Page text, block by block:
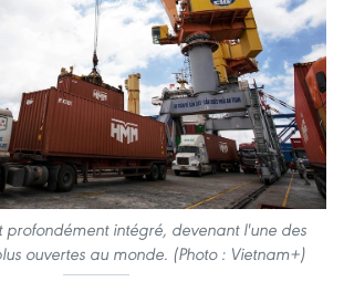
profondément intégré, devenant l'une des
ouvertes au monde. (Photo : Vietnam+)